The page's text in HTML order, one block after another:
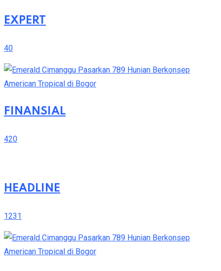
EXPERT
40
FINANSIAL
420
HEADLINE
1231